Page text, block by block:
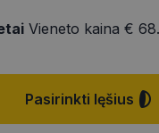
Vieneto kaina €
Pasirinkti lęšius